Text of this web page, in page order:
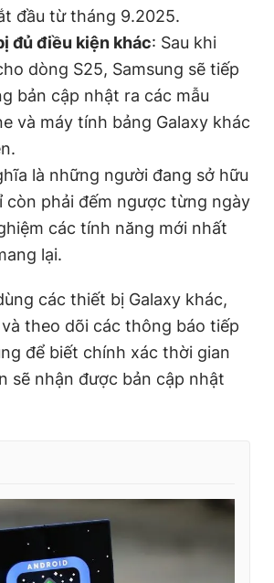
đầu từ tháng 9.2025.
đủ điều kiện khác: Sau khi
dòng S25, Samsung sẽ tiếp
bản cập nhật ra các mẫu
và máy tính bảng Galaxy khác
là những người đang sở hữu
còn phải đếm ngược từng ngày
các tính năng mới nhất
lại.
các thiết bị Galaxy khác,
theo dõi các thông báo tiếp
để biết chính xác thời gian
sẽ nhận được bản cập nhật